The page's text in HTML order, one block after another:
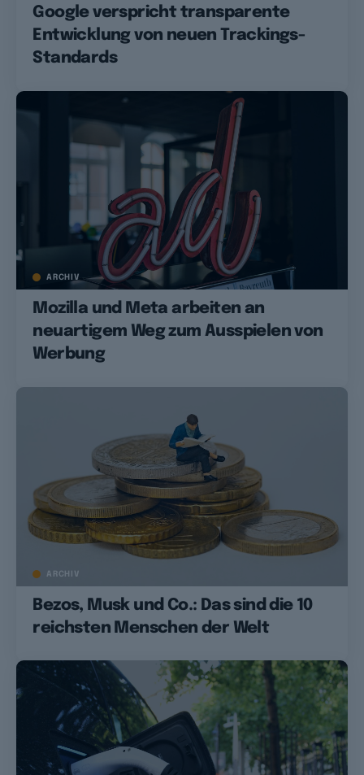
Google verspricht transparente
Entwicklung von neuen Trackings-
Standards
ARCHIV
Mozilla und Meta arbeiten an
neuartigem Weg zum Ausspielen von
Werbung
ARCHIV
Bezos, Musk und Co.: Das sind die 10
reichsten Menschen der Welt